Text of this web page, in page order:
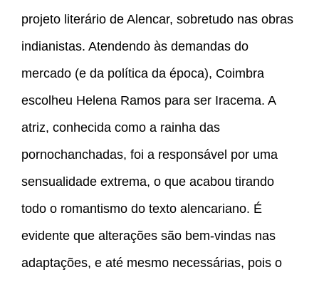
projeto literário de Alencar, sobretudo nas obras
indianistas. Atendendo às demandas do
mercado (e da política da época), Coimbra
escolheu Helena Ramos para ser Iracema. A
atriz, conhecida como a rainha das
pornochanchadas, foi a responsável por uma
sensualidade extrema, o que acabou tirando
todo o romantismo do texto alencariano. É
evidente que alterações são bem-vindas nas
adaptações, e até mesmo necessárias, pois o